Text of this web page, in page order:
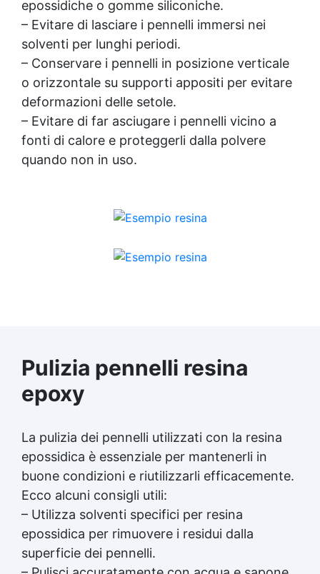
epossidiche o gomme siliconiche.
– Evitare di lasciare i pennelli immersi nei
solventi per lunghi periodi.
– Conservare i pennelli in posizione verticale
o orizzontale su supporti appositi per evitare
deformazioni delle setole.
– Evitare di far asciugare i pennelli vicino a
fonti di calore e proteggerli dalla polvere
quando non in uso.
Pulizia pennelli resina
epoxy
La pulizia dei pennelli utilizzati con la resina
epossidica è essenziale per mantenerli in
buone condizioni e riutilizzarli efficacemente.
Ecco alcuni consigli utili:
– Utilizza solventi specifici per resina
epossidica per rimuovere i residui dalla
superficie dei pennelli.